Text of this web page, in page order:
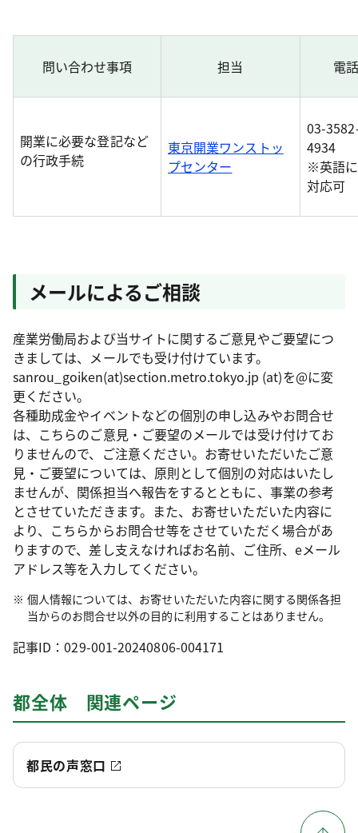
問い合わせ事項 担当 電
開業に必要な登記など
の行政手続
東京開業ワンストッ
プセンター
03-
4934
※英語
対応可
メールによるご相談
産業労働局および当サイトに関するご意見やご要望につ
きましては、メールでも受け付けています。
sanrou_goiken(at)section.metro.tokyo.jp (at)を@に変
更ください。
各種助成金やイベントなどの個別の申し込みやお問合せ
は、こちらのご意見・ご要望のメールでは受け付けてお
りませんので、ご注意ください。お寄せいただいたご意
見・ご要望については、原則として個別の対応はいたし
ませんが、関係担当へ報告をするとともに、事業の参考
とさせていただきます。また、お寄せいただいた内容に
より、こちらからお問合せ等をさせていただく場合があ
りますので、差し支えなければお名前、ご住所、eメール
アドレス等を入力してください。
個人情報については、お寄せいただいた内容に関する関係各担
当からのお問合せ以外の目的に利用することはありません。
記事ID：029-001-20240806-004171
都全体 関連ページ
都民の声窓口